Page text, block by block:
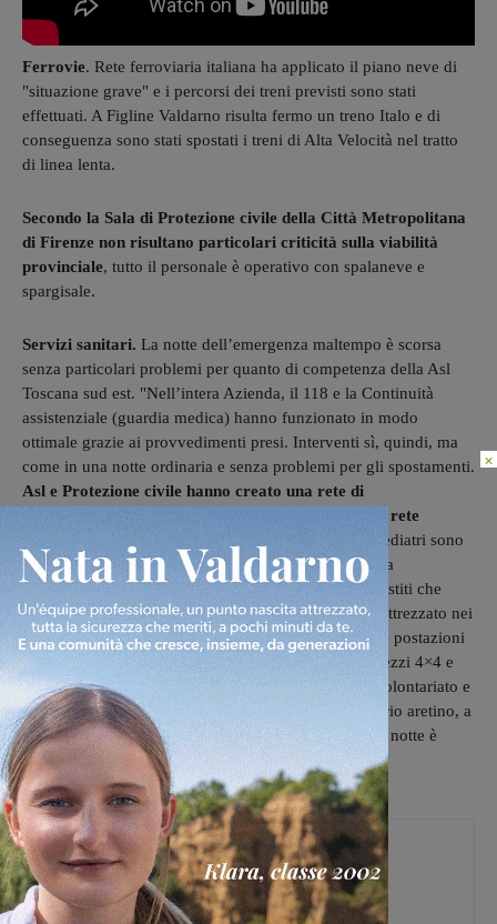
Ferrovie. Rete ferroviaria italiana ha applicato il piano neve di
"situazione grave" e i percorsi dei treni previsti sono stati
effettuati. A Figline Valdarno risulta fermo un treno Italo e di
conseguenza sono stati spostati i treni di Alta Velocità nel tratto
di linea lenta.
Secondo la Sala di Protezione civile della Città Metropolitana
di Firenze non risultano particolari criticità sulla viabilità
provinciale, tutto il personale è operativo con spalaneve e
spargisale.
Servizi sanitari. La notte dell’emergenza maltempo è scorsa
senza particolari problemi per quanto di competenza della Asl
Toscana sud est. "Nell’intera Azienda, il 118 e la Continuità
assistenziale (guardia medica) hanno funzionato in modo
ottimale grazie ai provvedimenti presi. Interventi sì, quindi, ma
come in una notte ordinaria e senza problemi per gli spostamenti.
Asl e Protezione civile hanno creato una rete di
comunicazione e sinergia in stretto contatto con la rete
dell’Emergenza-Urgenza
. I medici di famiglia e i pediatri sono
stati allertati ed è stato chiesto loro di dare la massima
collaborazione e disponibilità nei confronti degli assistiti che
potrebbero trovarsi in situazioni difficili. Per il 118, attrezzato nei
minimi dettagli per affrontare certe situazioni, tutte le postazioni
sono rimaste attive ed è stato previsto l’utilizzo di mezzi 4×4 e
fuoristrada messi a disposizione da associazioni di volontariato e
Croce Rossa. Anche per i pronto soccorso del territorio aretino, a
parte qualche accesso per cadute e quindi fratture, la notte è
passata in modo regolare".
Monica Campani
Direttore
×